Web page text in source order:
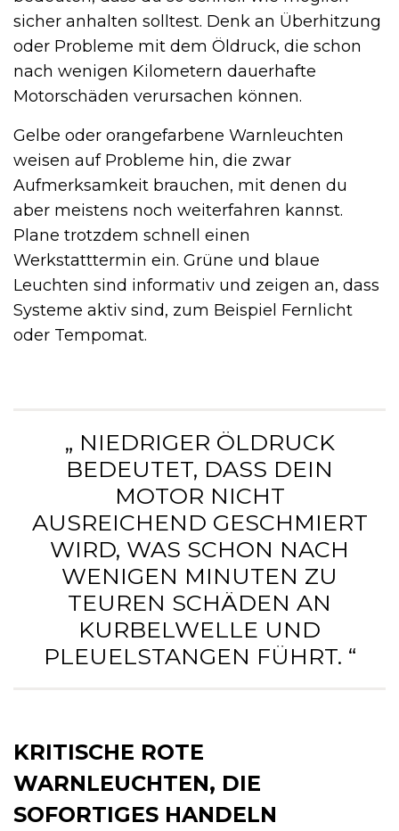
sicher anhalten solltest. Denk an Überhitzung
oder Probleme mit dem Öldruck, die schon
nach wenigen Kilometern dauerhafte
Motorschäden verursachen können.
Gelbe oder orangefarbene Warnleuchten
weisen auf Probleme hin, die zwar
Aufmerksamkeit brauchen, mit denen du
aber meistens noch weiterfahren kannst.
Plane trotzdem schnell einen
Werkstatttermin ein. Grüne und blaue
Leuchten sind informativ und zeigen an, dass
Systeme aktiv sind, zum Beispiel Fernlicht
oder Tempomat.
„ NIEDRIGER ÖLDRUCK
BEDEUTET, DASS DEIN
MOTOR NICHT
AUSREICHEND GESCHMIERT
WIRD, WAS SCHON NACH
WENIGEN MINUTEN ZU
TEUREN SCHÄDEN AN
KURBELWELLE UND
PLEUELSTANGEN FÜHRT. “
KRITISCHE ROTE
WARNLEUCHTEN, DIE
SOFORTIGES HANDELN